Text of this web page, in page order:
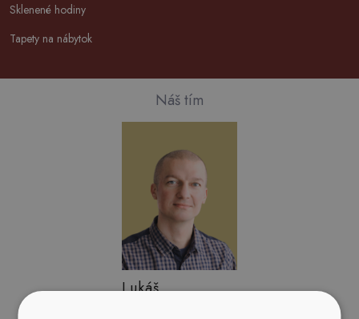
Sklenené hodiny
Tapety na nábytok
Náš tím
Lukáš